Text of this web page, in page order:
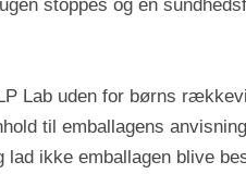
stoppes og en
Lab uden for børns
til emballagens
lad ikke emballagen blive